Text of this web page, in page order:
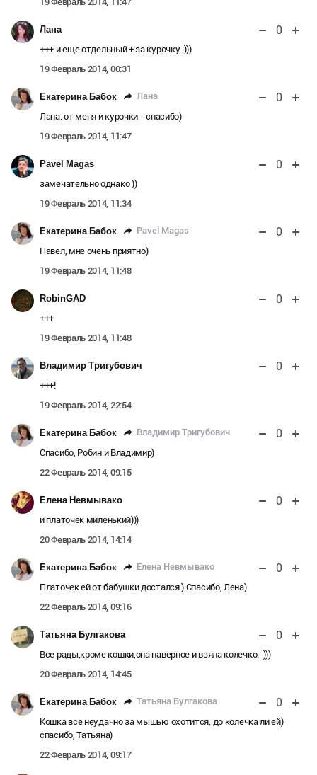
Лана 0
+++ и еще отдельный + за курочку :)))
19 Февраль 2014, 00:31
Екатерина Бабок Лана 0
Лана. от меня и курочки - спасибо)
19 Февраль 2014, 11:47
Pavel Magas 0
замечательно однако ))
19 Февраль 2014, 11:34
Екатерина Бабок Pavel Magas 0
Павел, мне очень приятно)
19 Февраль 2014, 11:48
RobinGAD 0
+++
19 Февраль 2014, 11:48
Владимир Тригубович 0
+++!
19 Февраль 2014, 22:54
Екатерина Бабок Владимир Тригубович 0
Спасибо, Робин и Владимир)
22 Февраль 2014, 09:15
Елена Невмывако 0
и платочек миленький)))
20 Февраль 2014, 14:14
Екатерина Бабок Елена Невмывако 0
Платочек ей от бабушки достался ) Спасибо, Лена)
22 Февраль 2014, 09:16
Татьяна Булгакова 0
Все рады,кроме кошки,она наверное и взяла колечко:-)))
20 Февраль 2014, 14:45
Екатерина Бабок Татьяна Булгакова 0
Кошка все неудачно за мышью охотится, до колечка ли ей)
спасибо, Татьяна)
22 Февраль 2014, 09:17